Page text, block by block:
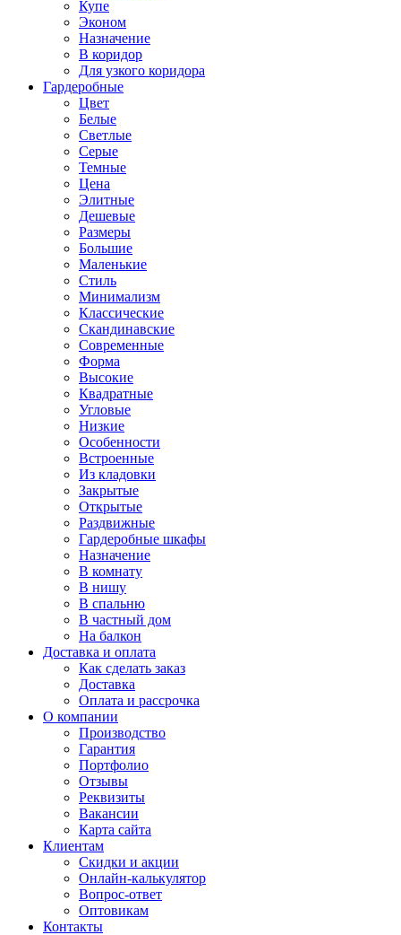
Купе
Эконом
Назначение
В коридор
Для узкого коридора
Гардеробные
Цвет
Белые
Светлые
Серые
Темные
Цена
Элитные
Дешевые
Размеры
Большие
Маленькие
Стиль
Минимализм
Классические
Скандинавские
Современные
Форма
Высокие
Квадратные
Угловые
Низкие
Особенности
Встроенные
Из кладовки
Закрытые
Открытые
Раздвижные
Гардеробные шкафы
Назначение
В комнату
В нишу
В спальню
В частный дом
На балкон
Доставка и оплата
Как сделать заказ
Доставка
Оплата и рассрочка
О компании
Производство
Гарантия
Портфолио
Отзывы
Реквизиты
Вакансии
Карта сайта
Клиентам
Скидки и акции
Онлайн-калькулятор
Вопрос-ответ
Оптовикам
Контакты